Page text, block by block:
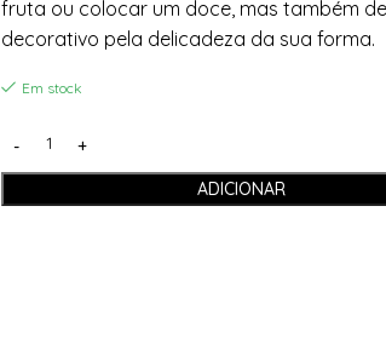
fruta ou colocar um doce, mas também
decorativo pela delicadeza da sua forma.
Em stock
ADICIONAR